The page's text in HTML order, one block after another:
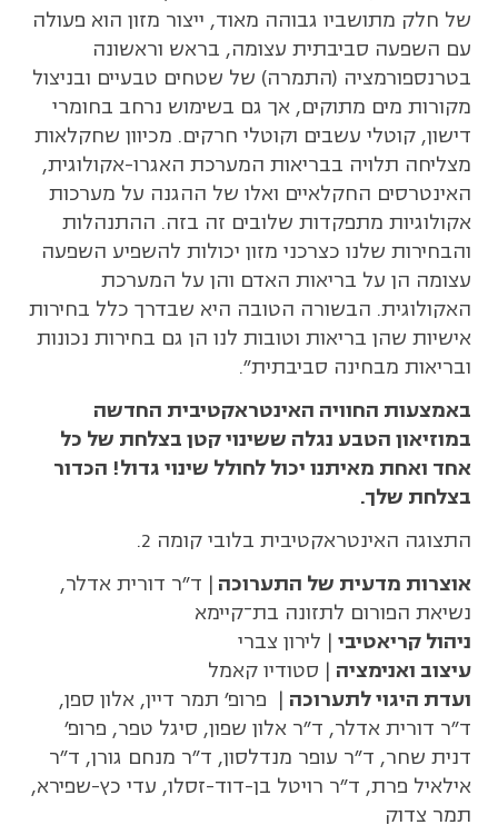
של חלק מתושביו גבוהה מאוד, ייצור מזון הוא פעולה
עם השפעה סביבתית עצומה, בראש וראשונה
בטרנספורמציה (התמרה) של שטחים טבעיים ובניצול
מקורות מים מתוקים, אך גם בשימוש נרחב בחומרי
דישון, קוטלי עשבים וקוטלי חרקים. מכיוון שחקלאות
מצליחה תלויה בבריאות המערכת האגרו-אקולוגית,
האינטרסים החקלאיים ואלו של ההגנה על מערכות
אקולוגיות מתפקדות שלובים זה בזה. ההתנהלות
והבחירות שלנו כצרכני מזון יכולות להשפיע השפעה
עצומה הן על בריאות האדם והן על המערכת
האקולוגית. הבשורה הטובה היא שבדרך כלל בחירות
אישיות שהן בריאות וטובות לנו הן גם בחירות נכונות
ובריאות מבחינה סביבתית".
באמצעות החוויה האינטראקטיבית החדשה
במוזיאון הטבע נגלה ששינוי קטן בצלחת של כל
אחד ואחת מאיתנו יכול לחולל שינוי גדול! הכדור
בצלחת שלך.
התצוגה האינטראקטיבית בלובי קומה 2.
אוצרות מדעית של התערוכה | ד"ר דורית אדלר,
נשיאת הפורום לתזונה בת־קיימא
ניהול קריאטיבי | לירון צברי
עיצוב ואנימציה | סטודיו קאמל
ועדת היגוי לתערוכה | פרופ' תמר דיין, אלון ספן,
ד"ר דורית אדלר, ד"ר אלון שפון, סיגל טפר, פרופ'
דנית שחר, ד"ר עופר מנדלסון, ד"ר מנחם גורן, ד"ר
אילאיל פרת, ד"ר רויטל בן-דוד-זסלו, עדי כץ-שפירא,
תמר צדוק